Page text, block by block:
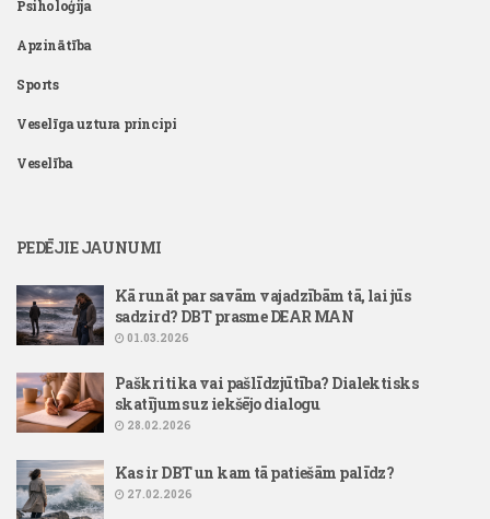
Psiholoģija
Apzinātība
Sports
Veselīga uztura principi
Veselība
PEDĒJIE JAUNUMI
Kā runāt par savām vajadzībām tā, lai jūs
sadzird? DBT prasme DEAR MAN
01.03.2026
Paškritika vai pašlīdzjūtība? Dialektisks
skatījums uz iekšējo dialogu
28.02.2026
Kas ir DBT un kam tā patiešām palīdz?
27.02.2026